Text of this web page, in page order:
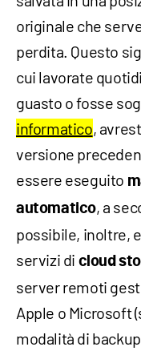
originale che
perdita. Questo
cui lavorate
guasto o fosse
informatico,
versione
essere eseguito
automatico, a
possibile, inoltre,
servizi di cloud
server remoti
Apple o Microsoft
modalità di